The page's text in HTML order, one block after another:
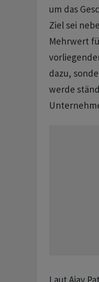
um das
Ziel sei
Mehrwert
dazu,
werde